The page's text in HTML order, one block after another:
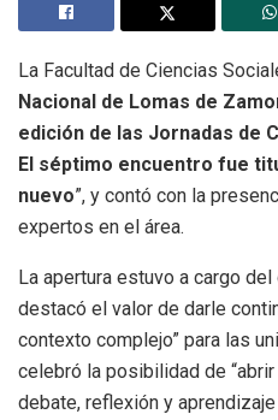
La Facultad de Ciencias
Nacional de Lomas de
edición de las Jornadas de
El séptimo encuentro fue
nuevo”, y contó con la
expertos en el área.
La apertura estuvo a cargo
destacó el valor de darle
contexto complejo” para las
celebró la posibilidad de
debate, reflexión y